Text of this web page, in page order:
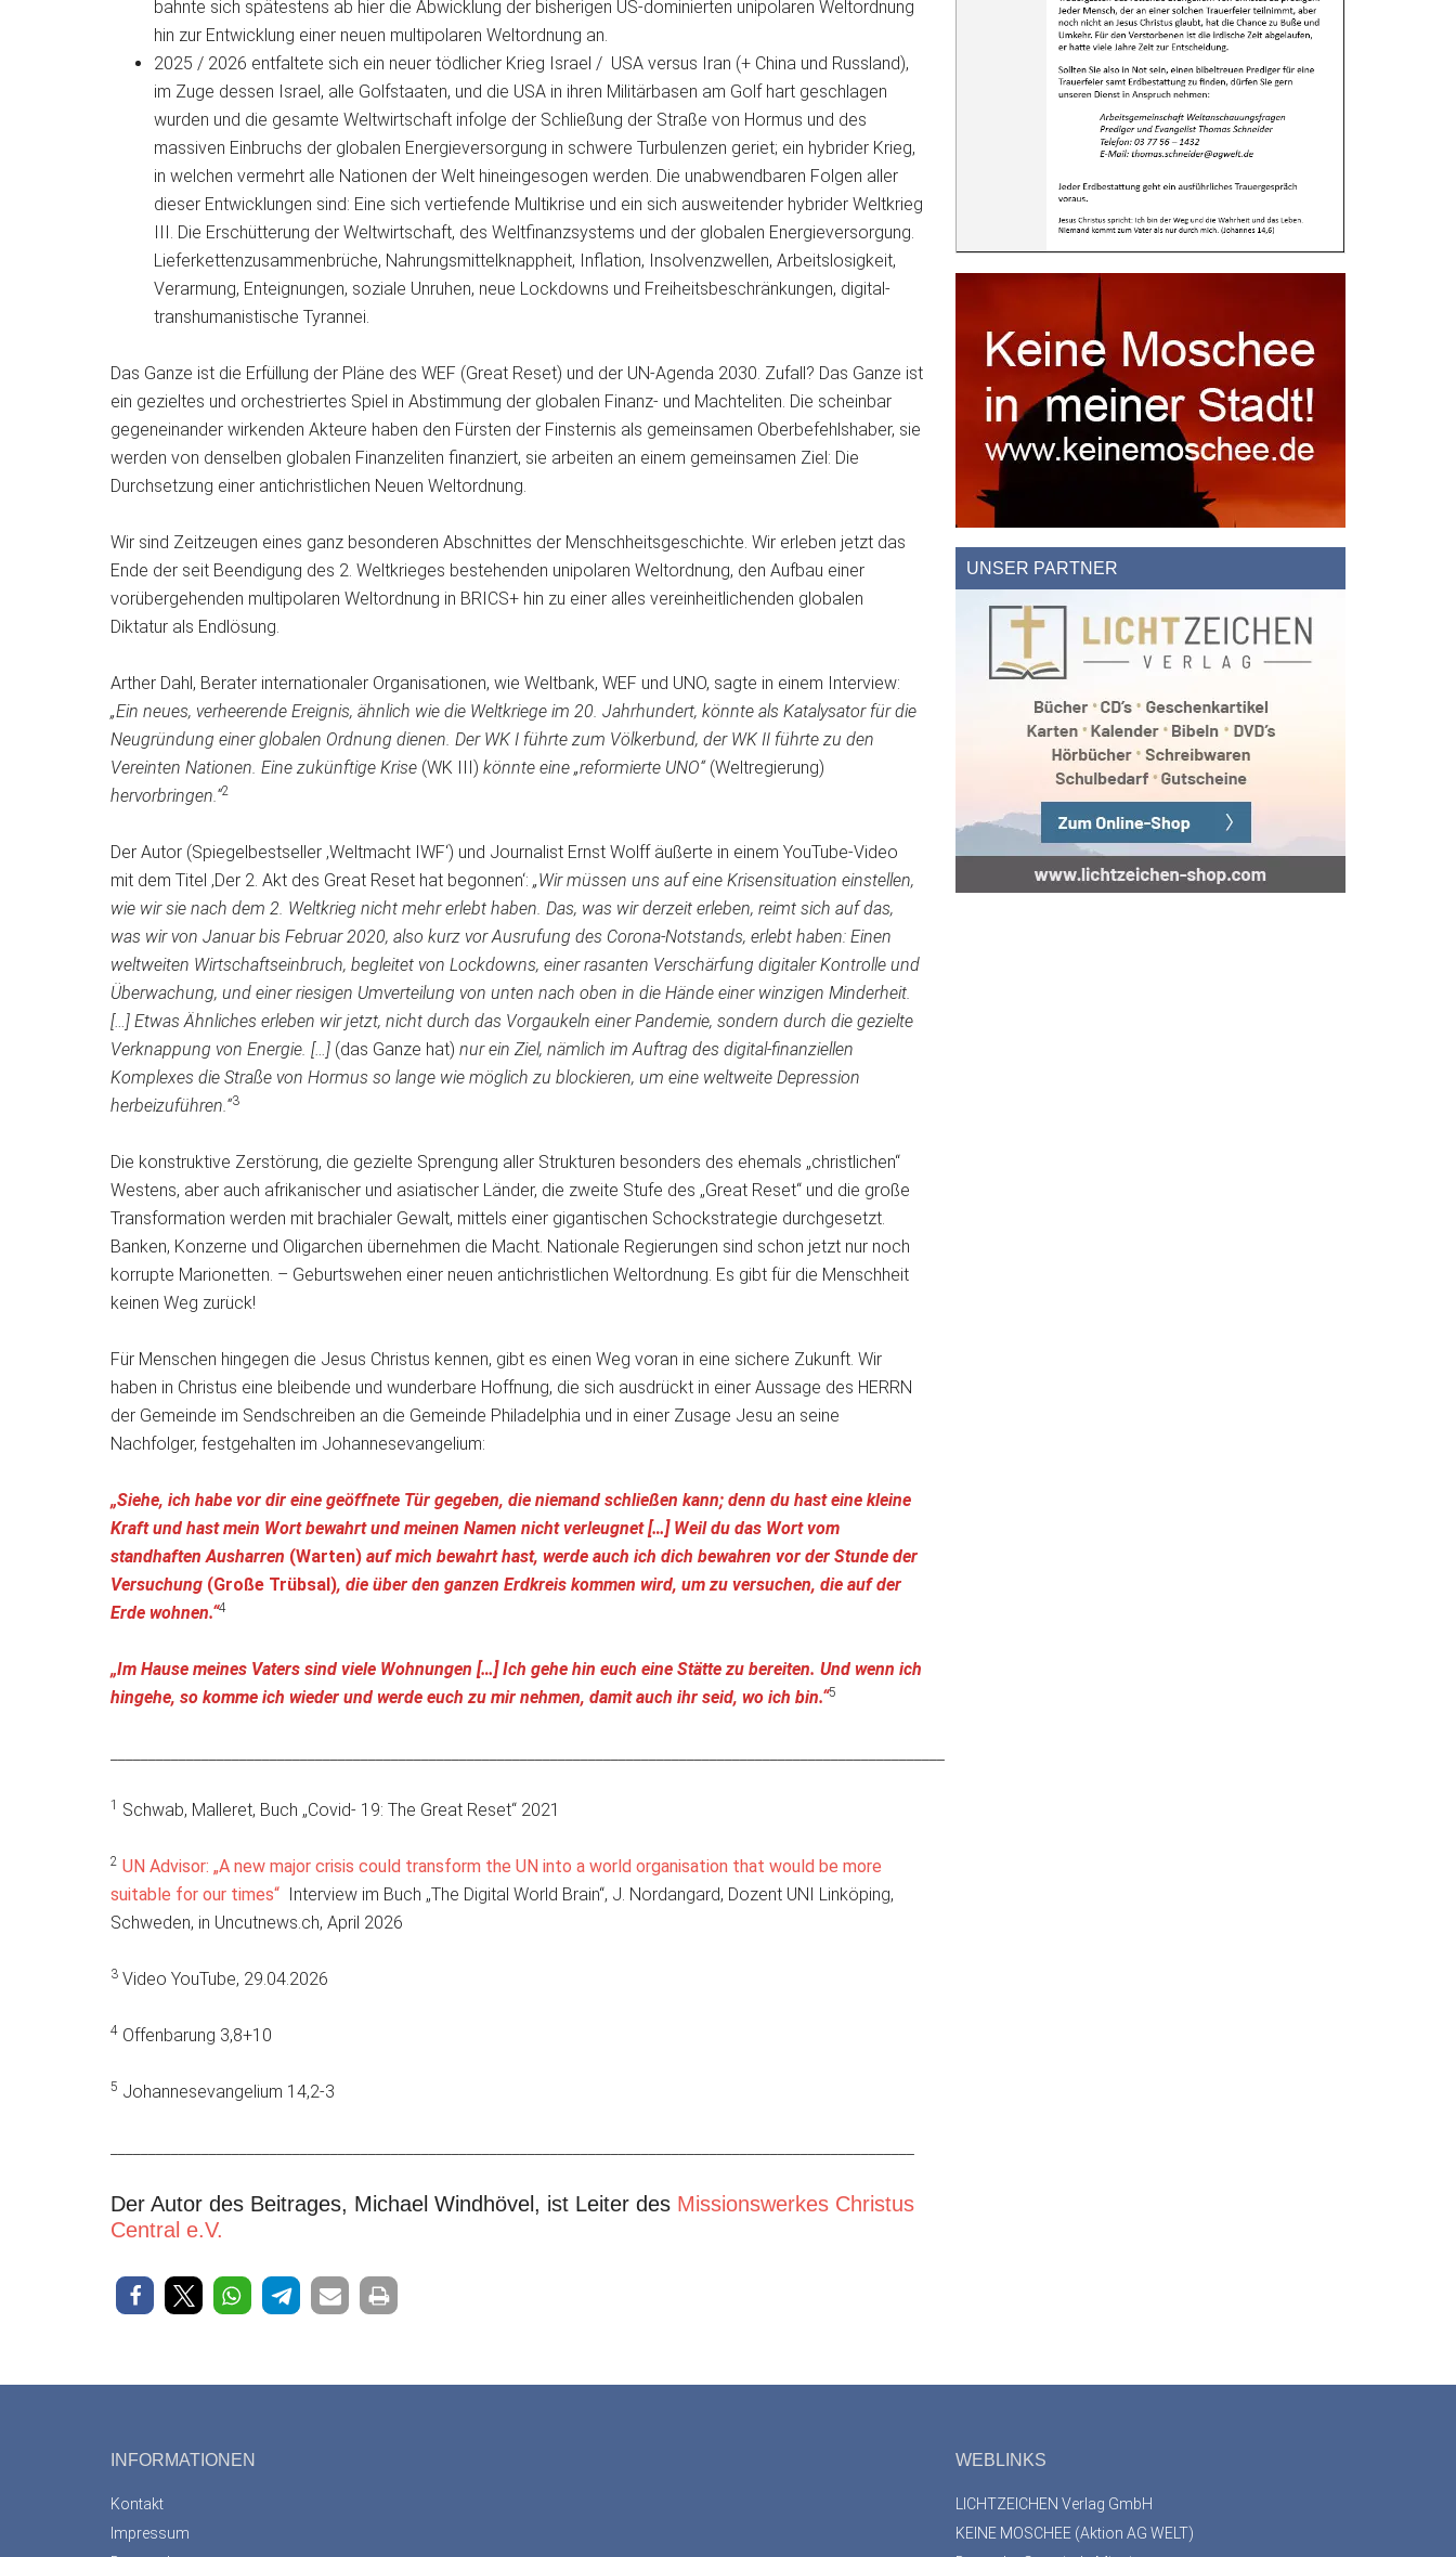
bahnte sich spätestens ab hier die Abwicklung der bisherigen US-dominierten unipolaren Weltordnung
hin zur Entwicklung einer neuen multipolaren Weltordnung an.
2025 / 2026 entfaltete sich ein neuer tödlicher Krieg Israel / USA versus Iran (+ China und Russland),
im Zuge dessen Israel, alle Golfstaaten, und die USA in ihren Militärbasen am Golf hart geschlagen
wurden und die gesamte Weltwirtschaft infolge der Schließung der Straße von Hormus und des
massiven Einbruchs der globalen Energieversorgung in schwere Turbulenzen geriet; ein hybrider Krieg,
in welchen vermehrt alle Nationen der Welt hineingesogen werden. Die unabwendbaren Folgen aller
dieser Entwicklungen sind: Eine sich vertiefende Multikrise und ein sich ausweitender hybrider Weltkrieg
III. Die Erschütterung der Weltwirtschaft, des Weltfinanzsystems und der globalen Energieversorgung.
Lieferkettenzusammenbrüche, Nahrungsmittelknappheit, Inflation, Insolvenzwellen, Arbeitslosigkeit,
Verarmung, Enteignungen, soziale Unruhen, neue Lockdowns und Freiheitsbeschränkungen, digital-
transhumanistische Tyrannei.
Das Ganze ist die Erfüllung der Pläne des WEF (Great Reset) und der UN-Agenda 2030. Zufall? Das Ganze ist
ein gezieltes und orchestriertes Spiel in Abstimmung der globalen Finanz- und Machteliten. Die scheinbar
gegeneinander wirkenden Akteure haben den Fürsten der Finsternis als gemeinsamen Oberbefehlshaber, sie
werden von denselben globalen Finanzeliten finanziert, sie arbeiten an einem gemeinsamen Ziel: Die
Durchsetzung einer antichristlichen Neuen Weltordnung.
Wir sind Zeitzeugen eines ganz besonderen Abschnittes der Menschheitsgeschichte. Wir erleben jetzt das
Ende der seit Beendigung des 2. Weltkrieges bestehenden unipolaren Weltordnung, den Aufbau einer
vorübergehenden multipolaren Weltordnung in BRICS+ hin zu einer alles vereinheitlichenden globalen
Diktatur als Endlösung.
Arther Dahl, Berater internationaler Organisationen, wie Weltbank, WEF und UNO, sagte in einem Interview:
„Ein neues, verheerende Ereignis, ähnlich wie die Weltkriege im 20. Jahrhundert, könnte als Katalysator für die
Neugründung einer globalen Ordnung dienen. Der WK I führte zum Völkerbund, der WK II führte zu den
Vereinten Nationen. Eine zukünftige Krise (WK III) könnte eine „reformierte UNO“(Weltregierung)
hervorbringen.“2
Der Autor (Spiegelbestseller ‚Weltmacht IWF‘) und Journalist Ernst Wolff äußerte in einem YouTube-Video
mit dem Titel ‚Der 2. Akt des Great Reset hat begonnen‘: „Wir müssen uns auf eine Krisensituation einstellen,
wie wir sie nach dem 2. Weltkrieg nicht mehr erlebt haben. Das, was wir derzeit erleben, reimt sich auf das,
was wir von Januar bis Februar 2020, also kurz vor Ausrufung des Corona-Notstands, erlebt haben: Einen
weltweiten Wirtschaftseinbruch, begleitet von Lockdowns, einer rasanten Verschärfung digitaler Kontrolle und
Überwachung, und einer riesigen Umverteilung von unten nach oben in die Hände einer winzigen Minderheit.
[…] Etwas Ähnliches erleben wir jetzt, nicht durch das Vorgaukeln einer Pandemie, sondern durch die gezielte
Verknappung von Energie. […] (das Ganze hat) nur ein Ziel, nämlich im Auftrag des digital-finanziellen
Komplexes die Straße von Hormus so lange wie möglich zu blockieren, um eine weltweite Depression
herbeizuführen.“3
Die konstruktive Zerstörung, die gezielte Sprengung aller Strukturen besonders des ehemals „christlichen“
Westens, aber auch afrikanischer und asiatischer Länder, die zweite Stufe des „Great Reset“ und die große
Transformation werden mit brachialer Gewalt, mittels einer gigantischen Schockstrategie durchgesetzt.
Banken, Konzerne und Oligarchen übernehmen die Macht. Nationale Regierungen sind schon jetzt nur noch
korrupte Marionetten. – Geburtswehen einer neuen antichristlichen Weltordnung. Es gibt für die Menschheit
keinen Weg zurück!
Für Menschen hingegen die Jesus Christus kennen, gibt es einen Weg voran in eine sichere Zukunft. Wir
haben in Christus eine bleibende und wunderbare Hoffnung, die sich ausdrückt in einer Aussage des HERRN
der Gemeinde im Sendschreiben an die Gemeinde Philadelphia und in einer Zusage Jesu an seine
Nachfolger, festgehalten im Johannesevangelium:
„Siehe, ich habe vor dir eine geöffnete Tür gegeben, die niemand schließen kann; denn du hast eine kleine
Kraft und hast mein Wort bewahrt und meinen Namen nicht verleugnet […] Weil du das Wort vom
standhaften Ausharren (Warten) auf mich bewahrt hast, werde auch ich dich bewahren vor der Stunde der
Versuchung (Große Trübsal), die über den ganzen Erdkreis kommen wird, um zu versuchen, die auf der
Erde wohnen.“4
„Im Hause meines Vaters sind viele Wohnungen […] Ich gehe hin euch eine Stätte zu bereiten. Und wenn ich
hingehe, so komme ich wieder und werde euch zu mir nehmen, damit auch ihr seid, wo ich bin.“5
1 Schwab, Malleret, Buch „Covid- 19: The Great Reset“ 2021
2 UN Advisor: „A new major crisis could transform the UN into a world organisation that would be more
suitable for our times“ Interview im Buch „The Digital World Brain“, J. Nordangard, Dozent UNI Linköping,
Schweden, in Uncutnews.ch, April 2026
3 Video YouTube, 29.04.2026
4 Offenbarung 3,8+10
5 Johannesevangelium 14,2-3
Der Autor des Beitrages, Michael Windhövel, ist Leiter des Missionswerkes Christus
Central e.V.
UNSER PARTNER
INFORMATIONEN
Kontakt
Impressum
WEBLINKS
LICHTZEICHEN Verlag GmbH
KEINE MOSCHEE (Aktion AG WELT)